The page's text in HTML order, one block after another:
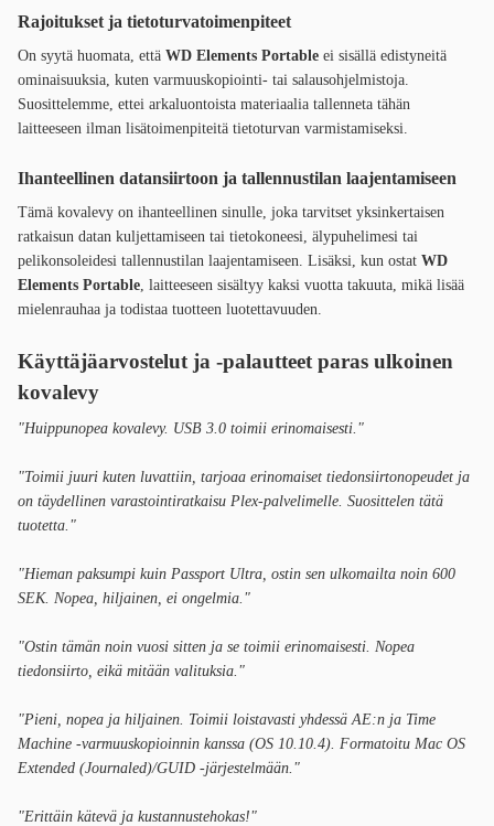
Rajoitukset ja tietoturvatoimenpiteet
On syytä huomata, että WD Elements Portable ei sisällä edistyneitä
ominaisuuksia, kuten varmuuskopiointi- tai salausohjelmistoja.
Suosittelemme, ettei arkaluontoista materiaalia tallenneta tähän
laitteeseen ilman lisätoimenpiteitä tietoturvan varmistamiseksi.
Ihanteellinen datansiirtoon ja tallennustilan laajentamiseen
Tämä kovalevy on ihanteellinen sinulle, joka tarvitset yksinkertaisen
ratkaisun datan kuljettamiseen tai tietokoneesi, älypuhelimesi tai
pelikonsoleidesi tallennustilan laajentamiseen. Lisäksi, kun ostat WD
Elements Portable , laitteeseen sisältyy kaksi vuotta takuuta, mikä lisää
mielenrauhaa ja todistaa tuotteen luotettavuuden.
Käyttäjäarvostelut ja -palautteet paras ulkoinen
kovalevy
"Huippunopea kovalevy. USB 3.0 toimii erinomaisesti."
"Toimii juuri kuten luvattiin, tarjoaa erinomaiset tiedonsiirtonopeudet ja
on täydellinen varastointiratkaisu Plex-palvelimelle. Suosittelen tätä
tuotetta."
"Hieman paksumpi kuin Passport Ultra, ostin sen ulkomailta noin 600
SEK. Nopea, hiljainen, ei ongelmia."
"Ostin tämän noin vuosi sitten ja se toimii erinomaisesti. Nopea
tiedonsiirto, eikä mitään valituksia."
"Pieni, nopea ja hiljainen. Toimii loistavasti yhdessä AE:n ja Time
Machine -varmuuskopioinnin kanssa (OS 10.10.4). Formatoitu Mac OS
Extended (Journaled)/GUID -järjestelmään."
"Erittäin kätevä ja kustannustehokas!"